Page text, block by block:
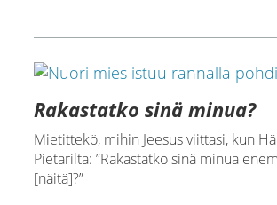
Rakastatko sinä minua?
Mietittekö, mihin Jeesus viittasi, kun
Pietarilta: ”Rakastatko sinä minua
[näitä]?”